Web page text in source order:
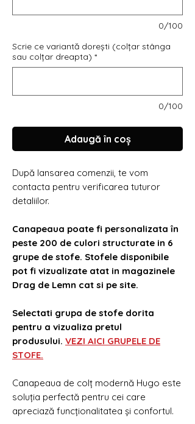
0/100
Scrie ce variantă dorești (colțar stânga
sau colțar dreapta) *
0/100
Adaugă în coș
După lansarea comenzii, te vom
contacta pentru verificarea tuturor
detaliilor.
Canapeaua poate fi personalizata în
peste 200 de culori structurate in 6
grupe de stofe. Stofele disponibile
pot fi vizualizate atat in magazinele
Drag de Lemn cat si pe site.
Selectati grupa de stofe dorita
pentru a vizualiza pretul
produsului. VEZI AICI GRUPELE DE
STOFE.
Canapeaua de colț modernă Hugo este
soluția perfectă pentru cei care
apreciază funcționalitatea și confortul.